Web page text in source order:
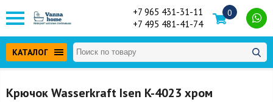
+7 965 431-31-11
+7 495 481-41-74
0
КАТАЛОГ
Крючок Wasserkraft Isen K-4023 хром